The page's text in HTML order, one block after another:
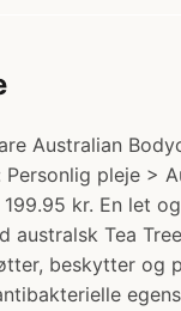
Australian
Personlig pleje >
kr. En let
australsk Tea
beskytter og